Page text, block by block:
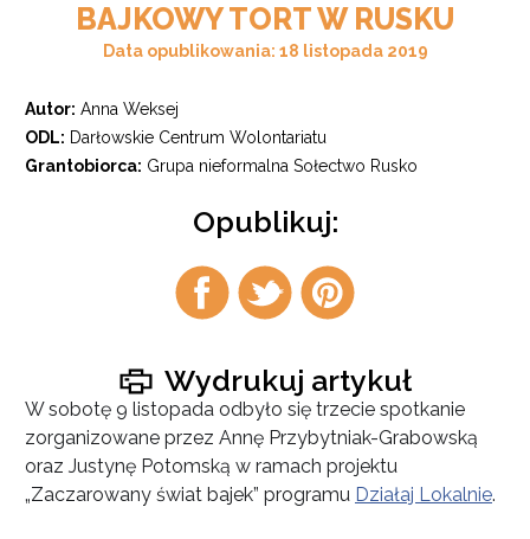
BAJKOWY TORT W RUSKU
Data opublikowania: 18 listopada 2019
Autor: Anna Weksej
ODL: Darłowskie Centrum Wolontariatu
Grantobiorca: Grupa nieformalna Sołectwo Rusko
Opublikuj:
Udostępnij
na
facebook
Udostępnij
na
twitter
Udostępnij
na
pintrest
Wydrukuj artykuł
W sobotę 9 listopada odbyło się trzecie spotkanie
zorganizowane przez Annę Przybytniak-Grabowską
oraz Justynę Potomską w ramach projektu
„Zaczarowany świat bajek” programu Działaj Lokalnie.